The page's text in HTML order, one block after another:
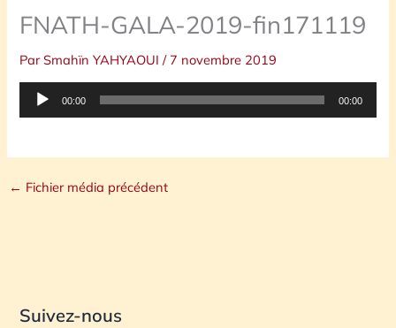
FNATH-GALA-2019-fin171119
ParSmahïn YAHYAOUI/ 7 novembre 2019
Lecteur
00:00 00:00
← Fichier média précédent
Suivez-nous